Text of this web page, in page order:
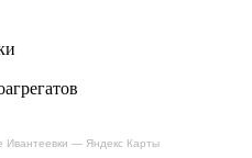
Ивантеевки — Яндекс Карты